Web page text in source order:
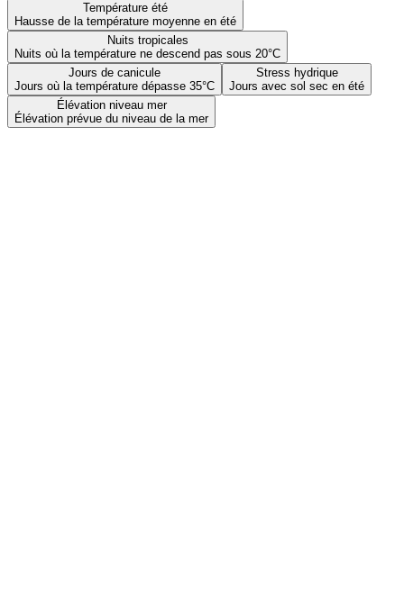
Température été
Hausse de la température moyenne en été
Nuits tropicales
Nuits où la température ne descend pas sous 20°C
Jours de canicule
Jours où la température dépasse 35°C
Stress hydrique
Jours avec sol sec en été
Élévation niveau mer
Élévation prévue du niveau de la mer